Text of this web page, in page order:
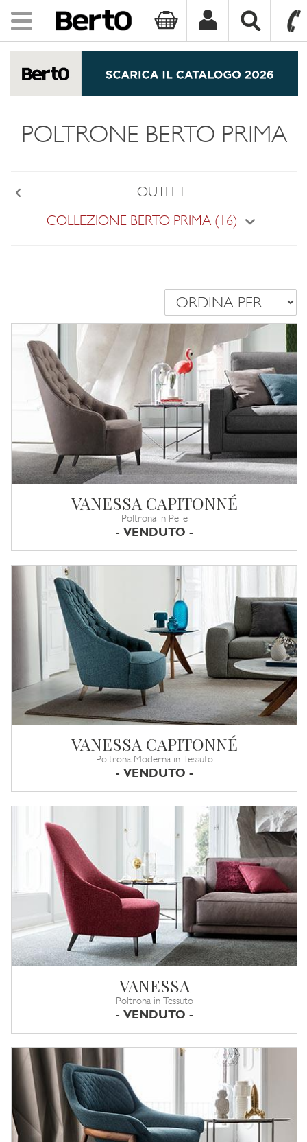
Toggle
navigation
POLTRONE BERTO PRIMA
OUTLET
COLLEZIONE BERTO PRIMA (16)
VANESSA CAPITONNÉ
Poltrona in Pelle
- VENDUTO -
VANESSA CAPITONNÉ
Poltrona Moderna in Tessuto
- VENDUTO -
VANESSA
Poltrona in Tessuto
- VENDUTO -